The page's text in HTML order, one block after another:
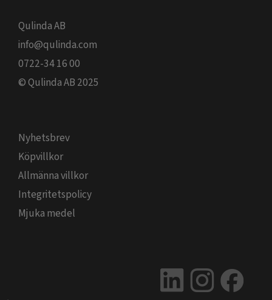
Qulinda AB
info@qulinda.com
0722-34 16 00
© Qulinda AB 2025
Nyhetsbrev
Köpvillkor
Allmänna villkor
Integritetspolicy
Mjuka medel